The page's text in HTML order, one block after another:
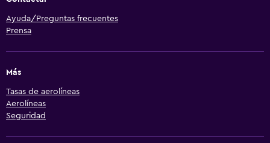
Ayuda/Preguntas frecuentes
Prensa
Más
Tasas de aerolíneas
Aerolíneas
Seguridad